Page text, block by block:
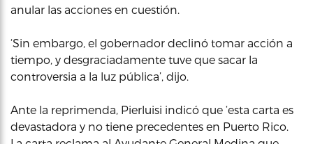
anular las acciones en cuestión.
‘Sin embargo, el gobernador declinó tomar acción a
tiempo, y desgraciadamente tuve que sacar la
controversia a la luz pública’, dijo.
Ante la reprimenda, Pierluisi indicó que ‘esta carta es
devastadora y no tiene precedentes en Puerto Rico.